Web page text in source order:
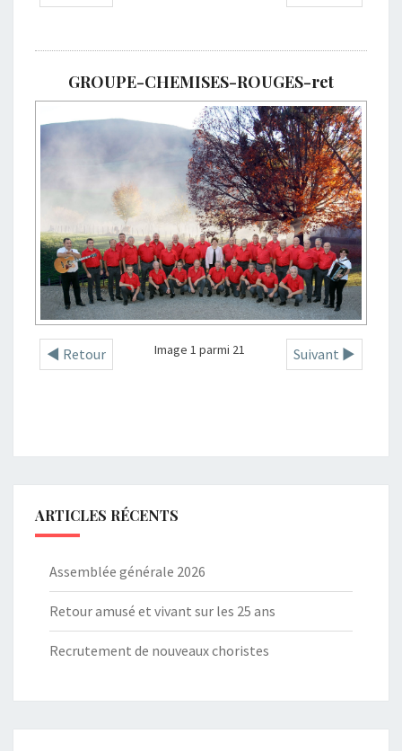
GROUPE-CHEMISES-ROUGES-ret
◄ Retour Suivant ►
Image 1 parmi 21
ARTICLES RÉCENTS
Assemblée générale 2026
Retour amusé et vivant sur les 25 ans
Recrutement de nouveaux choristes